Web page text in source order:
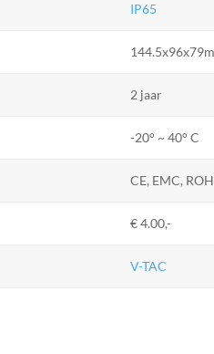
IP65
2 jaar
-20° ~ 40° C
CE, EMC,
€ 4.00,-
V-TAC